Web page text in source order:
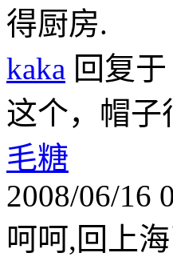
得厨房.
kaka 回复
这个，帽子
毛糖
2008/06/16
呵呵,回上